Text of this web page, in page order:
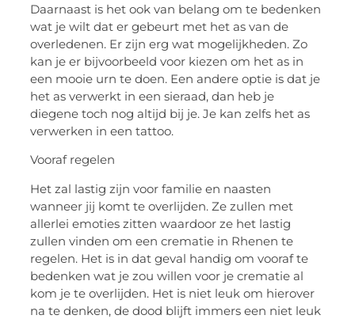
Daarnaast is het ook van belang om te bedenken
wat je wilt dat er gebeurt met het as van de
overledenen. Er zijn erg wat mogelijkheden. Zo
kan je er bijvoorbeeld voor kiezen om het as in
een mooie urn te doen. Een andere optie is dat je
het as verwerkt in een sieraad, dan heb je
diegene toch nog altijd bij je. Je kan zelfs het as
verwerken in een tattoo.
Vooraf regelen
Het zal lastig zijn voor familie en naasten
wanneer jij komt te overlijden. Ze zullen met
allerlei emoties zitten waardoor ze het lastig
zullen vinden om een crematie in Rhenen te
regelen. Het is in dat geval handig om vooraf te
bedenken wat je zou willen voor je crematie al
kom je te overlijden. Het is niet leuk om hierover
na te denken, de dood blijft immers een niet leuk